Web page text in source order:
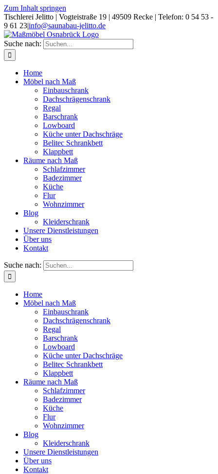
Zum Inhalt springen
Tischlerei Jelitto | Vogteistraße 19 | 49509 Recke | Telefon: 0 54 53 -
9 61 23|info@saunabau-jelitto.de
Suche nach:
Home
Möbel nach Maß
Einbauschrank
Dachschrägenschrank
Regal
Barschrank
Lowboard
Küche unter Dachschräge
Belitec Schrankbett
Klappbett
Räume nach Maß
Schlafzimmer
Badezimmer
Küche
Flur
Wohnzimmer
Blog
Kleiderschrank
Unsere Dienstleistungen
Über uns
Kontakt
Suche nach:
Home
Möbel nach Maß
Einbauschrank
Dachschrägenschrank
Regal
Barschrank
Lowboard
Küche unter Dachschräge
Belitec Schrankbett
Klappbett
Räume nach Maß
Schlafzimmer
Badezimmer
Küche
Flur
Wohnzimmer
Blog
Kleiderschrank
Unsere Dienstleistungen
Über uns
Kontakt